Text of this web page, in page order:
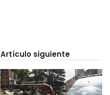
Artículo siguiente